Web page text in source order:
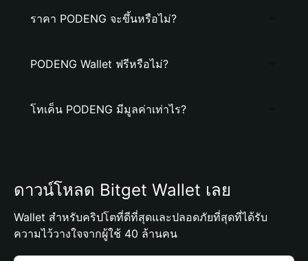
ราคา PODENG จะขึ้นหรือไม่?
PODENG Wallet ฟรีหรือไม่?
โทเค็น PODENG มีมูลค่าเท่าไร?
ดาวน์โหลด Bitget Wallet เลย
Wallet สำหรับคริปโตที่ดีที่สุดและปลอดภัยที่สุดที่ได้รับ
ความไว้วางใจจากผู้ใช้ 40 ล้านคน